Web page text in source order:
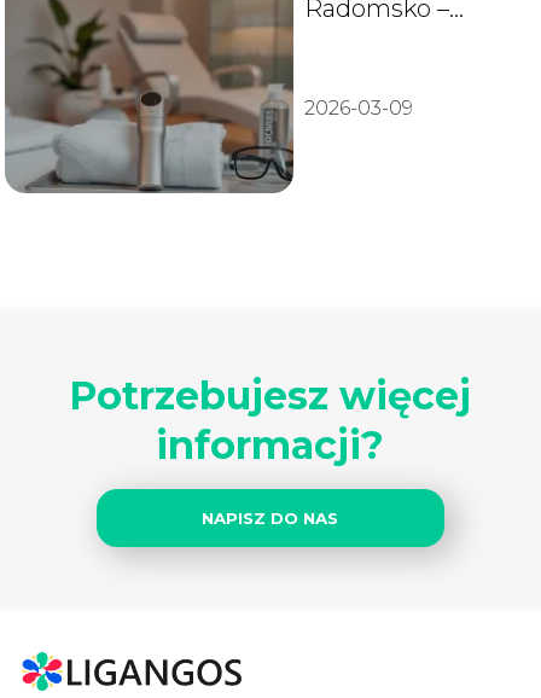
Radomsko –
2026-03-09
Potrzebujesz więcej
informacji?
NAPISZ DO NAS